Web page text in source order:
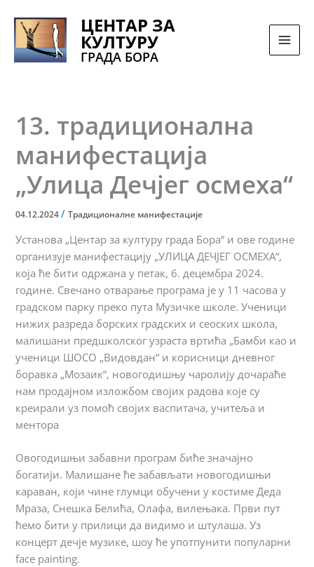
sadržaj
ЦЕНТАР ЗА
КУЛТУРУ
ГРАДА БОРА
13. традиционална
манифестација
„Улица Дечјег осмеха“
04.12.2024/Традиционалне манифестације
Установа „Центар за културу града Бора“ и ове године
организује манифестацију „УЛИЦА ДЕЧЈЕГ ОСМЕХА“,
која ће бити одржана у петак, 6. децембра 2024.
године. Свечано отварање програма је у 11 часова у
градском парку преко пута Музичке школе. Ученици
нижих разреда борских градских и сеоских школа,
малишани предшколског узраста вртића „Бамби као и
ученици ШОСО „Видовдан“ и корисници дневног
боравка „Мозаик“, новогодишњу чаролију дочараће
нам продајном изложбом својих радова које су
креирали уз помоћ својих васпитача, учитеља и
ментора
Овогодишњи забавни програм биће значајно
богатији. Малишане ће забављати новогодишњи
караван, који чине глумци обучени у костиме Деда
Мраза, Снешка Белића, Олафа, вилењака. Први пут
ћемо бити у прилици да видимо и штулаша. Уз
концерт дечје музике, шоу ће употпунити популарни
face painting.